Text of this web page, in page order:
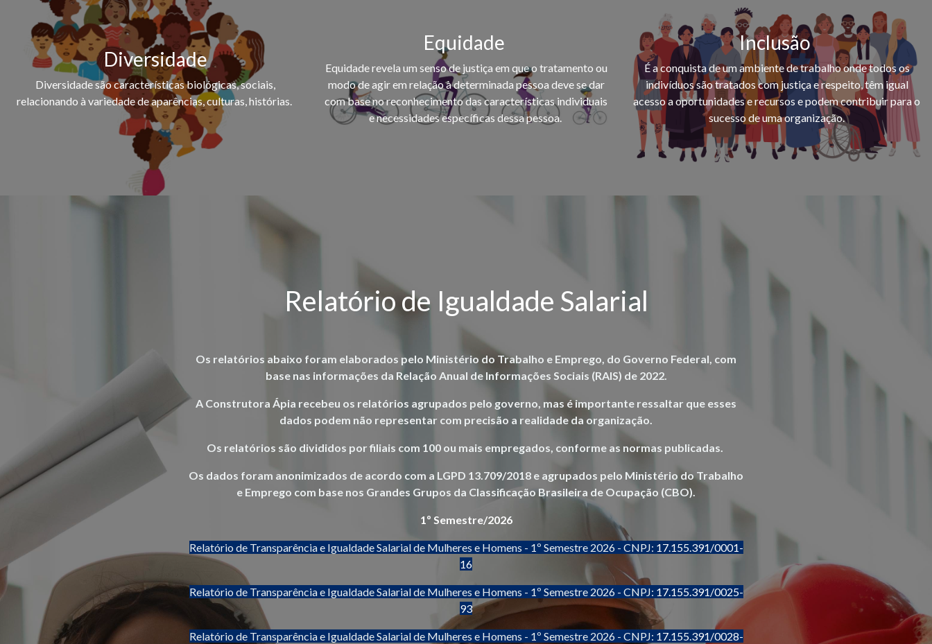
Diversidade
Diversidade são características biológicas, sociais,
relacionando à variedade de aparências, culturas, histórias.
Equidade
Equidade revela um senso de justiça em que o tratamento ou
modo de agir em relação à determinada pessoa deve se dar
com base no reconhecimento das características individuais
e necessidades específicas dessa pessoa.
Inclusão
É a conquista de um ambiente de trabalho onde todos os
indivíduos são tratados com justiça e respeito, têm igual
acesso a oportunidades e recursos e podem contribuir para o
sucesso de uma organização.
Relatório de Igualdade Salarial
Os relatórios abaixo foram elaborados pelo Ministério do Trabalho e Emprego, do Governo Federal, com
base nas informações da Relação Anual de Informações Sociais (RAIS) de 2022.
A Construtora Ápia recebeu os relatórios agrupados pelo governo, mas é importante ressaltar que esses
dados podem não representar com precisão a realidade da organização.
Os relatórios são divididos por filiais com 100 ou mais empregados, conforme as normas publicadas.
Os dados foram anonimizados de acordo com a LGPD 13.709/2018 e agrupados pelo Ministério do Trabalho
e Emprego com base nos Grandes Grupos da Classificação Brasileira de Ocupação (CBO).
1º Semestre/2026
Relatório de Transparência e Igualdade Salarial de Mulheres e Homens - 1º Semestre 2026 - CNPJ: 17.155.391/0001-
16
Relatório de Transparência e Igualdade Salarial de Mulheres e Homens - 1º Semestre 2026 - CNPJ: 17.155.391/0025-
93
Relatório de Transparência e Igualdade Salarial de Mulheres e Homens - 1º Semestre 2026 - CNPJ: 17.155.391/0028-